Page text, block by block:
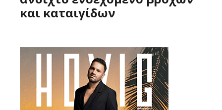
και καταιγίδων